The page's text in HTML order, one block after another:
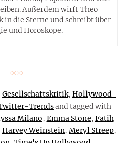
Außerdem wirft Theo
in die Sterne und schreibt über
und Horoskope.
Gesellschaftskritik, Hollywood-
Trendsand tagged with
Milano, Emma Stone, Fatih
Harvey Weinstein, Meryl Streep,